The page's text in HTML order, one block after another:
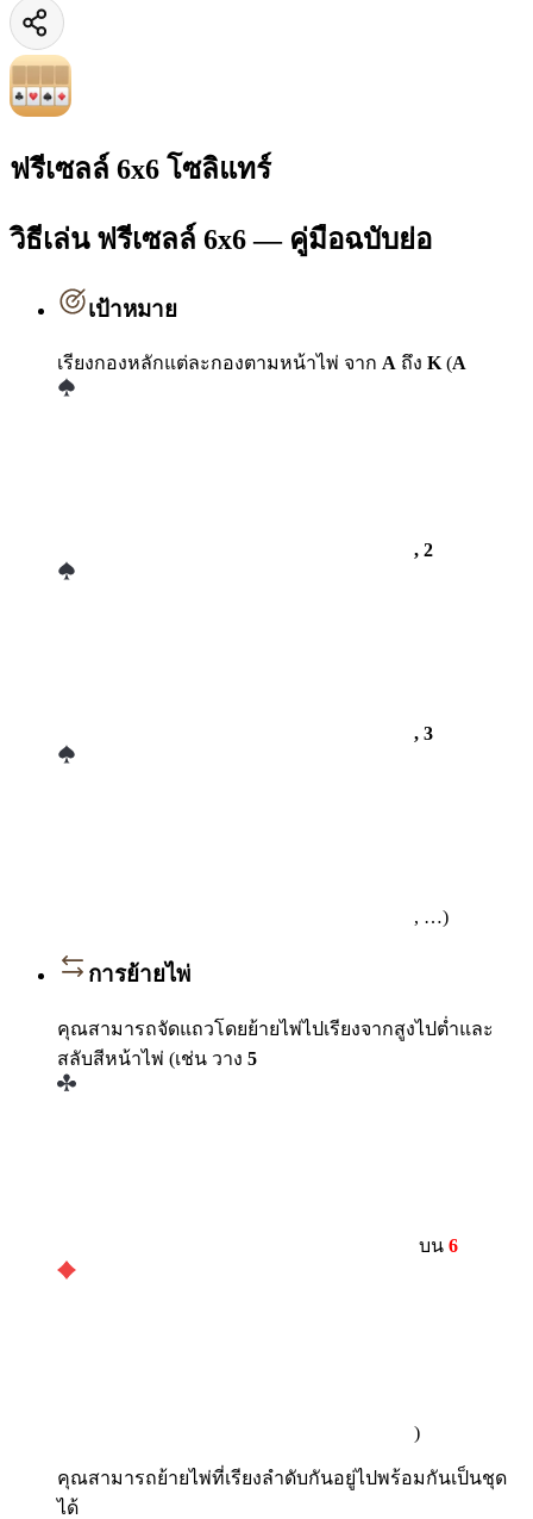
ฟรีเซลล์ 6x6 โซลิแทร์
วิธีเล่น ฟรีเซลล์ 6x6 — คู่มือฉบับย่อ
เป้าหมาย
เรียงกองหลักแต่ละกองตามหน้าไพ่ จาก A ถึง K(A
, 2
, 3
, …)
การย้ายไพ่
คุณสามารถจัดแถวโดยย้ายไพ่ไปเรียงจากสูงไปต่ำและ
สลับสีหน้าไพ่ (เช่น วาง 5
บน 6
)
คุณสามารถย้ายไพ่ที่เรียงลำดับกันอยู่ไปพร้อมกันเป็นชุด
ได้